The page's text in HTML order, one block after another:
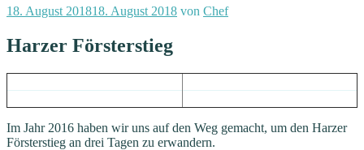
Veröffentlicht
18. August 201818. August 2018 von Chef
Harzer Försterstieg
Im Jahr 2016 haben wir uns auf den Weg gemacht, um den Harzer
Försterstieg an drei Tagen zu erwandern.